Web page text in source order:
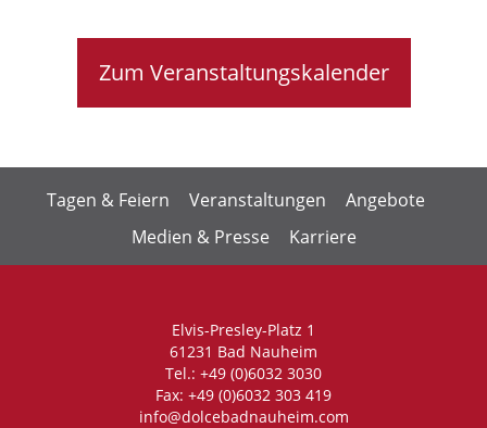
Zum Veranstaltungskalender
Tagen & Feiern Veranstaltungen
Angebote
Medien & Presse
Karriere
Elvis-Presley-Platz 1
61231 Bad Nauheim
Tel.: +49 (0)6032 3030
Fax: +49 (0)6032 303 419
info@dolcebadnauheim.com